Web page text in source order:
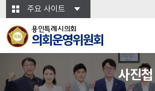
본문바로가기주요 사이트
용인특례시의회
의회운영위원회
사진첩